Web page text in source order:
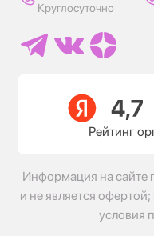
Круглосуточно
Рейтинг
Информация на сайте
и не является
условия